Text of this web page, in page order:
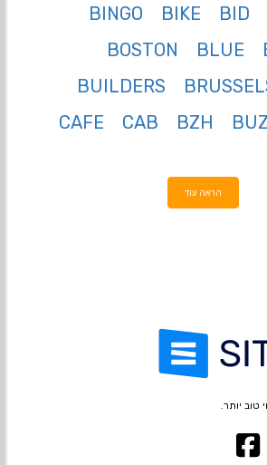
BID
BIKE
BINGO
BLUE
BOSTON
BUILDERS
BZH
CAB
CAFE
הראה עוד